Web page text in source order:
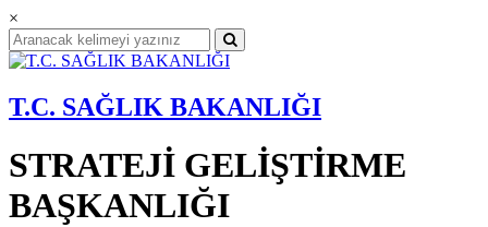
×
T.C. SAĞLIK BAKANLIĞI
STRATEJİ GELİŞTİRME
BAŞKANLIĞI